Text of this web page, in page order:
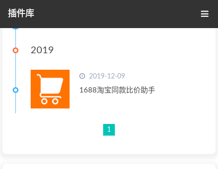
插件库
2019
2019-12-09
1688淘宝同款比价助手
1